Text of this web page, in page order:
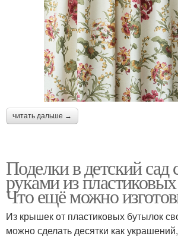
читать дальше →
Поделки в детский сад
руками из
Что ещё можно
Из крышек от пластиковых бутылок
можно сделать десятки как